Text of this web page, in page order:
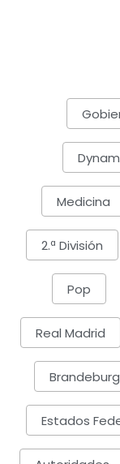
Medicina
2.ª División
Pop
Real Madrid
Estados